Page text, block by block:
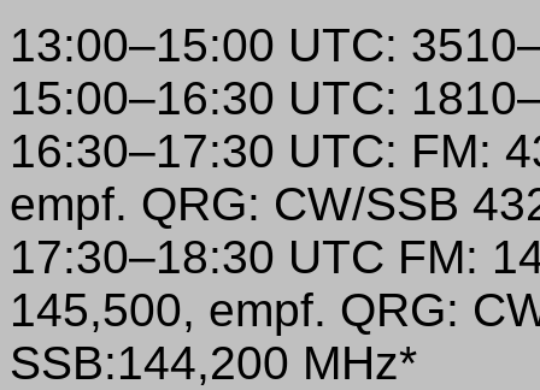
13:00–15:00 UTC:
15:00–16:30 UTC:
16:30–17:30 UTC: FM:
empf. QRG: CW/SSB
17:30–18:30 UTC FM:
145,500, empf. QRG:
SSB:144,200 MHz*